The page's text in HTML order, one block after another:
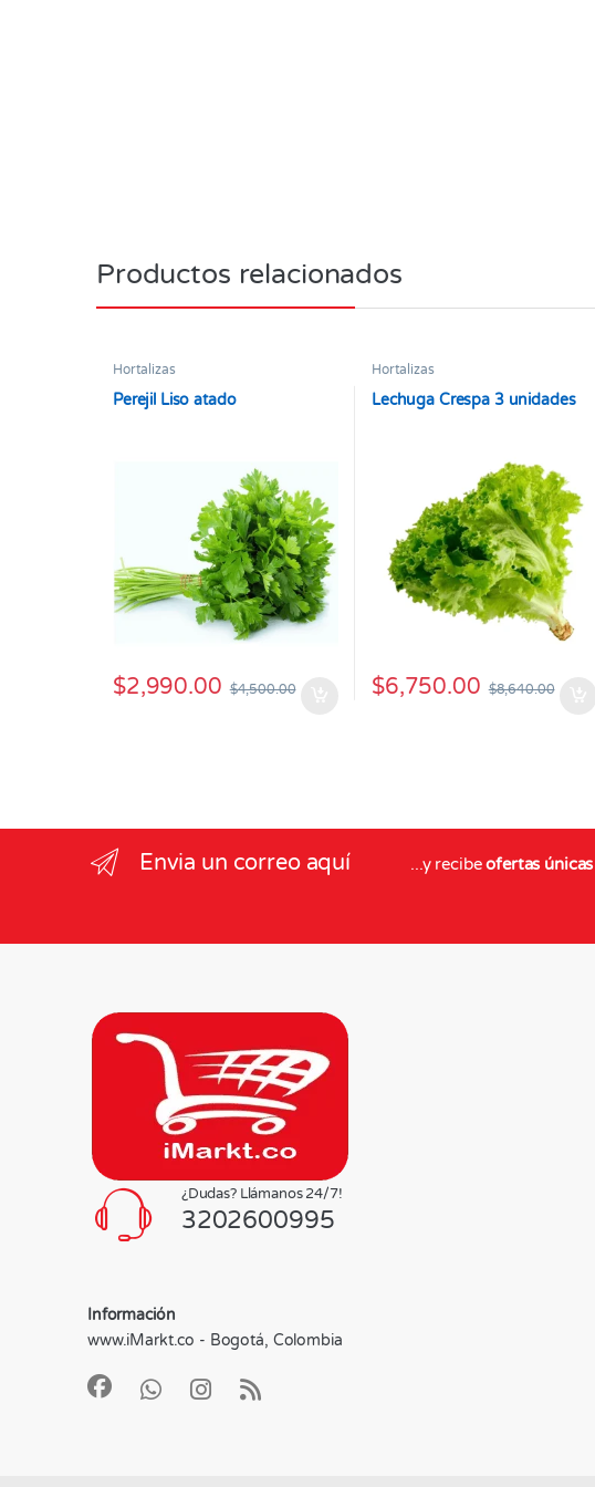
Productos relacionados
Hortalizas
Perejil Liso atado
$2,990.00 $4,500.00
Hortalizas
Lechuga Crespa 3 unidades
$6,750.00 $8,640.00
Envia un correo aquí ...y recibeofertas únicas
¿Dudas? Llámanos 24/7!
3202600995
Información
www.iMarkt.co - Bogotá, Colombia